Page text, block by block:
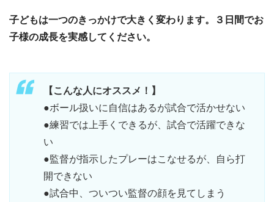
子どもは一つのきっかけで大きく変わります。３日間でお
子様の成長を実感してください。
【こんな人にオススメ！ 】
●ボール扱いに自信はあるが試合で活かせない
●練習では上手くできるが、試合で活躍できな
い
●監督が指示したプレーはこなせるが、自ら打
開できない
●試合中、ついつい監督の顔を見てしまう